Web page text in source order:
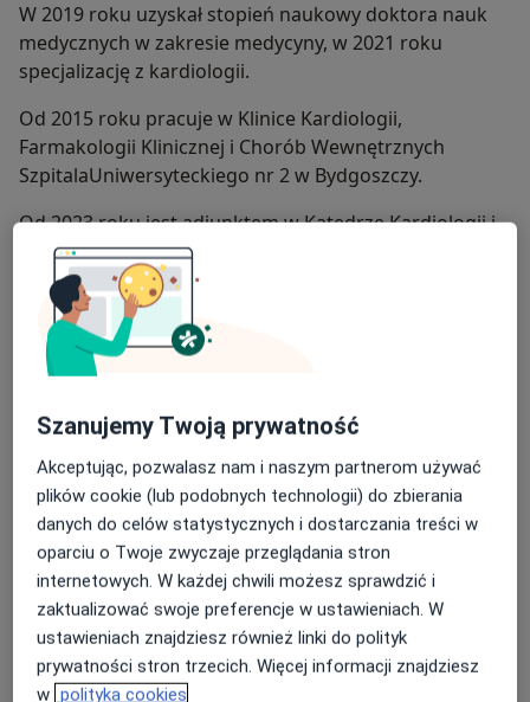
W 2019 roku uzyskał stopień naukowy doktora nauk
medycznych w zakresie medycyny, w 2021 roku
specjalizację z kardiologii.
Od 2015 roku pracuje w Klinice Kardiologii,
Farmakologii Klinicznej i Chorób Wewnętrznych
SzpitalaUniwersyteckiego nr 2 w Bydgoszczy.
Od 2023 roku jest adiunktem w Katedrze Kardiologii i
Farmakologii Klinicznej, Collegium Medicum im.
Ludwika Rydygiera w Bydgoszczy Uniwersytetu
Mikołaja Kopernika w Toruniu.
Od 2025 roku koordynuje program lekowy NFZ –
leczenie pacjentów z kardiomiopatią przerostową. Jest
autorem i recenzentem licznych prac publikowanych w
pismach krajowych i zagranicznych z zakresu
kardiologii i farmakologii klinicznej.
więcejO mnie
Zakres porad
Kardiologia
Główne obszary pomocy
Choroba wieńcowa
Nadciśnienie tętnicze
Szanujemy Twoją prywatność
Akceptując, pozwalasz nam i naszym partnerom używać
plików cookie (lub podobnych technologii) do zbierania
danych do celów statystycznych i dostarczania treści w
oparciu o Twoje zwyczaje przeglądania stron
internetowych. W każdej chwili możesz sprawdzić i
zaktualizować swoje preferencje w ustawieniach. W
ustawieniach znajdziesz również linki do polityk
prywatności stron trzecich. Więcej informacji znajdziesz
w polityka cookies